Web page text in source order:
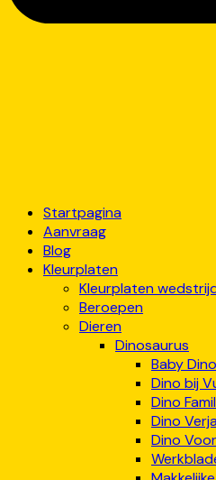
Startpagina
Aanvraag
Blog
Kleurplaten
Kleurplaten
Beroepen
Dieren
Dinosaurus
Baby
Dino bij
Dino
Dino
Dino